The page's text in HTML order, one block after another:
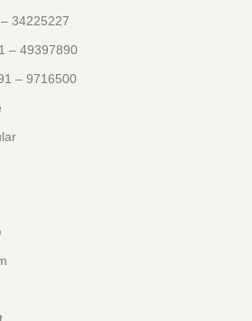
34225227
– 49397890
– 9716500